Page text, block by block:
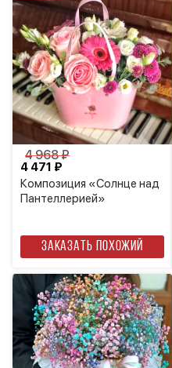
Композиция «Солнце над
Пантеллерией»
4 471 ₽
4 968 ₽
Заказать похожий